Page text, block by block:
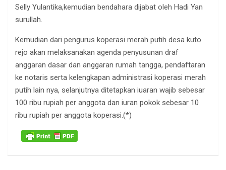
Selly Yulantika,kemudian bendahara dijabat oleh Hadi Yan
surullah.
Kemudian dari pengurus koperasi merah putih desa kuto
rejo akan melaksanakan agenda penyusunan draf
anggaran dasar dan anggaran rumah tangga, pendaftaran
ke notaris serta kelengkapan administrasi koperasi merah
putih lain nya, selanjutnya ditetapkan iuaran wajib sebesar
100 ribu rupiah per anggota dan iuran pokok sebesar 10
ribu rupiah per anggota koperasi.(*)